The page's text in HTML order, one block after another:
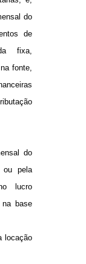
do
de
fixa,
fonte,
do
ou pela
lucro
na base
locação